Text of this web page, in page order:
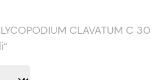
LYCOPODIUM CLAVATUM C 30
“